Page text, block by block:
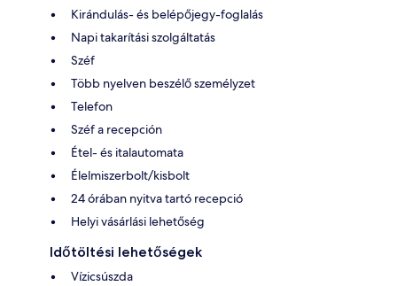
Kirándulás- és belépőjegy-foglalás
Napi takarítási szolgáltatás
Széf
Több nyelven beszélő személyzet
Telefon
Széf a recepción
Étel- és italautomata
Élelmiszerbolt/kisbolt
24 órában nyitva tartó recepció
Helyi vásárlási lehetőség
Időtöltési lehetőségek
Vízicsúszda